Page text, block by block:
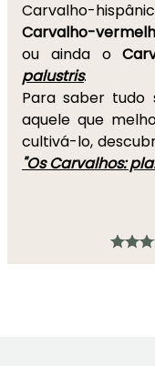
Carvalho-
Carvalho-
ou ainda o
palustris.
Para saber tudo
aquele que
cultivá-lo,
"Os Carvalhos: